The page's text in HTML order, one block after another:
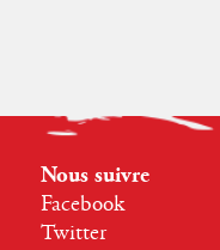
Nous suivre
Facebook
Twitter